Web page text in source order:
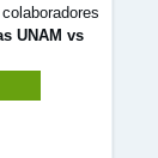
UNAM vs